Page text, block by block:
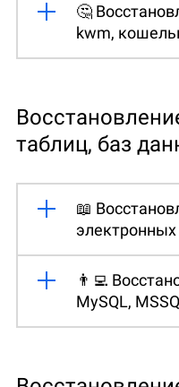
🤔
kwm,
таблиц, баз
📖
👨‍💻
MySQL,